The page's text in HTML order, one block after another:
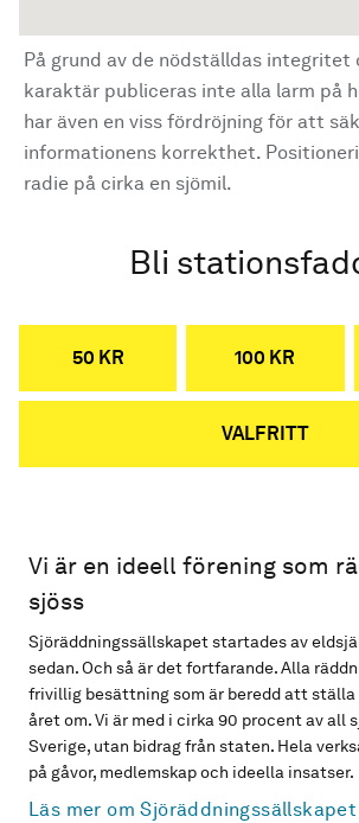
På grund av de nödställdas integritet
karaktär publiceras inte alla larm på
har även en viss fördröjning för att
informationens korrekthet.
radie på cirka en sjömil.
Bli
50 KR 100 KR
VALFRITT
Vi är en ideell förening som
sjöss
Sjöräddningssällskapet startades av
sedan. Och så är det fortfarande. Alla
frivillig besättning som är beredd att ställa
året om. Vi är med i cirka 90 procent av all
Sverige, utan bidrag från staten. Hela
på gåvor, medlemskap och ideella insatser.
Läs mer om Sjöräddningssällskapet